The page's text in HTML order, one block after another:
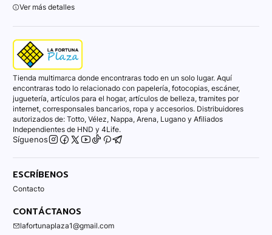
Ver más detalles
Tienda multimarca donde encontraras todo en un solo lugar. Aquí
encontraras todo lo relacionado con papelería, fotocopias, escáner,
juguetería, artículos para el hogar, artículos de belleza, tramites por
internet, corresponsales bancarios, ropa y accesorios. Distribuidores
autorizados de: Totto, Vélez, Nappa, Arena, Lugano y Afiliados
Independientes de HND y 4Life.
Síguenos
ESCRÍBENOS
Contacto
CONTÁCTANOS
lafortunaplaza1@gmail.com